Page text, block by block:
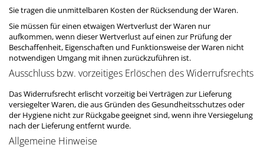
Sie tragen die unmittelbaren Kosten der Rücksendung der Waren.
Sie müssen für einen etwaigen Wertverlust der Waren nur
aufkommen, wenn dieser Wertverlust auf einen zur Prüfung der
Beschaffenheit, Eigenschaften und Funktionsweise der Waren nicht
notwendigen Umgang mit ihnen zurückzuführen ist.
Ausschluss bzw. vorzeitiges Erlöschen des Widerrufsrechts
Das Widerrufsrecht erlischt vorzeitig bei Verträgen zur Lieferung
versiegelter Waren, die aus Gründen des Gesundheitsschutzes oder
der Hygiene nicht zur Rückgabe geeignet sind, wenn ihre Versiegelung
nach der Lieferung entfernt wurde.
Allgemeine Hinweise